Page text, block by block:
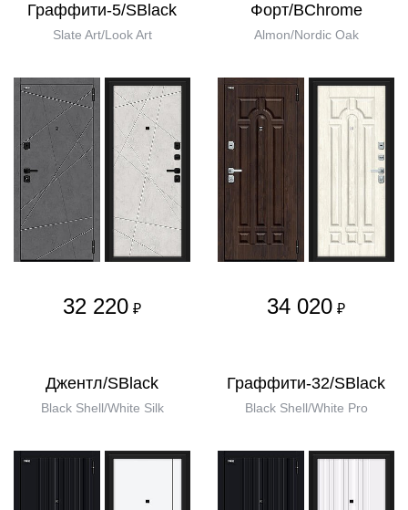
Граффити-5/SBlack
Slate Art/Look Art
32 220 ₽
Форт/BChrome
Almon/Nordic Oak
34 020 ₽
Джентл/SBlack
Black Shell/White Silk
Граффити-32/SBlack
Black Shell/White Pro